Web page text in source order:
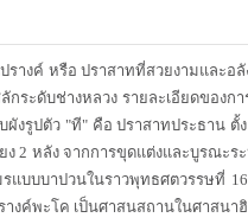
งค์ หรือ ปราสาทที่สวยงามและอลั
กระดับช่างหลวง รายละเอียดของ
ผังรูปตัว "ที" คือ ปราสาทประธาน
ง 2 หลัง จากการขุดแต่งและบูรณะ
แบบบาปวนในราวพุทธศตวรรษ
างค์พะโค เป็นศาสนสถานในศาสน